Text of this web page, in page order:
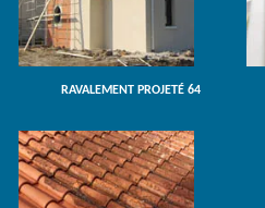
RAVALEMENT PROJETÉ 64